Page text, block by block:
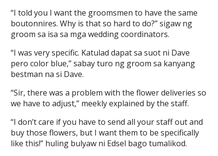
“I told you I want the groomsmen to have the same
boutonnires. Why is that so hard to do?” sigaw ng
groom sa isa sa mga wedding coordinators.
“I was very specific. Katulad dapat sa suot ni Dave
pero color blue,” sabay turo ng groom sa kanyang
bestman na si Dave.
“Sir, there was a problem with the flower deliveries so
we have to adjust,” meekly explained by the staff.
“I don’t care if you have to send all your staff out and
buy those flowers, but I want them to be specifically
like this!” huling bulyaw ni Edsel bago tumalikod.